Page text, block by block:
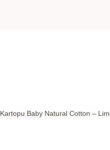
Kartopu Baby Natural Cotton –